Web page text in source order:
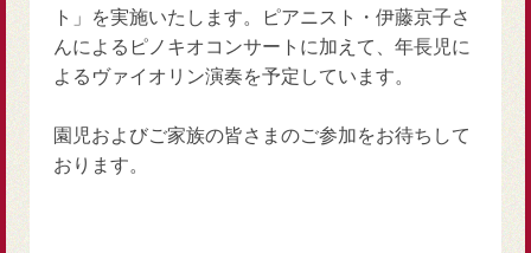
ト」を実施いたします。ピアニスト・伊藤京子さ
んによるピノキオコンサートに加えて、年長児に
よるヴァイオリン演奏を予定しています。
園児およびご家族の皆さまのご参加をお待ちして
おります。